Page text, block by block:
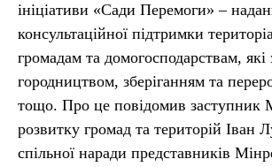
ініціативи «Сади Перемоги» –
консультаційної підтримки
громадам та домогосподарствам, які
городництвом, зберіганням та
тощо. Про це повідомив заступник
розвитку громад та територій Іван
спільної наради представників